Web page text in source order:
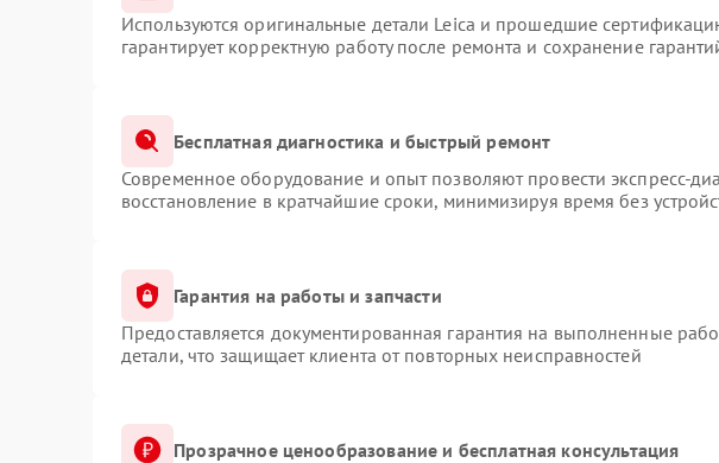
Используются оригинальные детали Leica и прошедшие
гарантирует корректную работу после ремонта и сохранение
Бесплатная диагностика и быстрый ремонт
Современное оборудование и опыт позволяют провести экспресс-
восстановление в кратчайшие сроки, минимизируя время без
Гарантия на работы и запчасти
Предоставляется документированная гарантия на выполненные
детали, что защищает клиента от повторных неисправностей
Прозрачное ценообразование и бесплатная консультация